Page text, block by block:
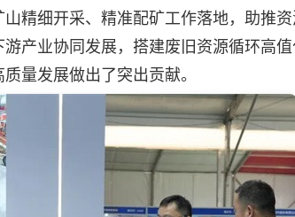
精细开采、精准配矿工作落地，助推
产业协同发展，搭建废旧资源循环高
量发展做出了突出贡献。